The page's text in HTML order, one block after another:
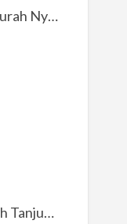
Kosan Wanita Murah Nyaman di Jakarta Selatan
Kos wanita murah Tanjung Duren Jakarta Barat